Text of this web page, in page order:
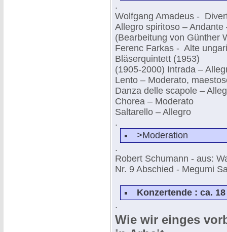
.
Wolfgang Amadeus -
Allegro spiritoso –
(Bearbeitung von Günther
Ferenc Farkas - Alte
Bläserquintett (1953)
(1905-2000) Intrada –
Lento – Moderato,
Danza delle scapole –
Chorea – Moderato
Saltarello – Allegro
.
>Moderation
.
Robert Schumann - aus:
Nr. 9 Abschied - Megumi
Konzertende : ca.
.
Wie wir einges